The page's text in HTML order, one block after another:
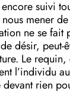
suivi
mener de
ne se fait
désir, peut-
Le
l’individu
rien